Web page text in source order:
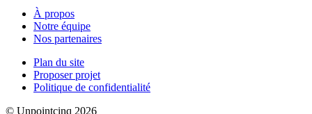
À propos
Notre équipe
Nos partenaires
Plan du site
Proposer projet
Politique de confidentialité
© Unpointcinq 2026